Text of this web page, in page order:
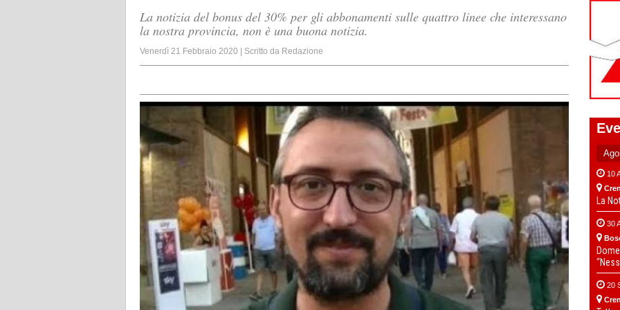
La notizia del bonus del 30% per gli abbonamenti sulle quattro linee che interessano
la nostra provincia, non è una buona notizia.
Venerdì 21 Febbraio 2020 | Scritto da Redazione
10
La
30
20